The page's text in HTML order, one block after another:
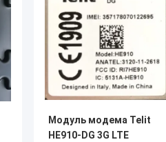
Модуль модема Telit
HE910-DG 3G LTE